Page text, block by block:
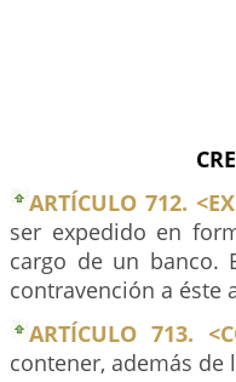
ARTÍCULO 712.
ser expedido en
cargo de un banco.
contravención a éste
ARTÍCULO 713.
contener, además